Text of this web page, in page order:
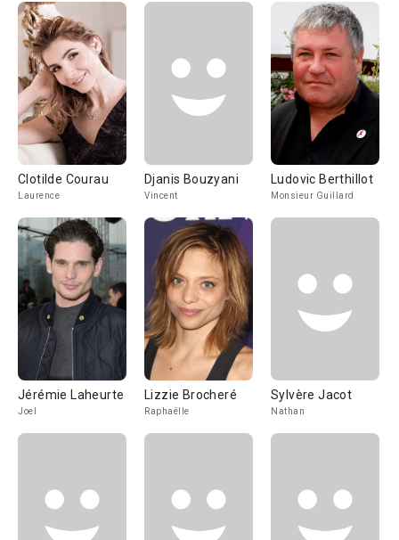
Clotilde Courau
Laurence
Djanis Bouzyani
Vincent
Ludovic Berthillot
Monsieur Guillard
Jérémie Laheurte
Joel
Lizzie Brocheré
Raphaëlle
Sylvère Jacot
Nathan